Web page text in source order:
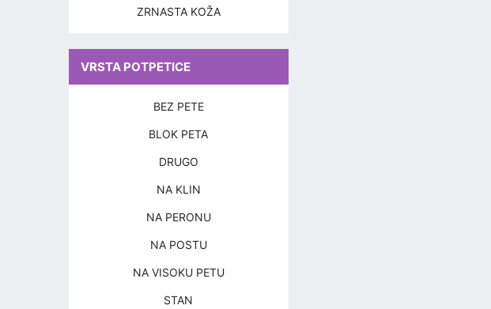
ZRNASTA KOŽA
VRSTA POTPETICE
BEZ PETE
BLOK PETA
DRUGO
NA KLIN
NA PERONU
NA POSTU
NA VISOKU PETU
STAN